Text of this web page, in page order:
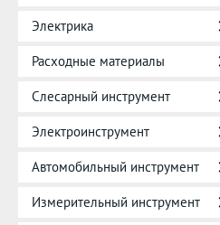
Электрика
Расходные материалы
Слесарный инструмент
Электроинструмент
Автомобильный инструмент
Измерительный инструмент